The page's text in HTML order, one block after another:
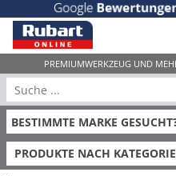
PRODUKTE NACH KATEGORIE